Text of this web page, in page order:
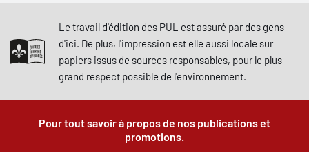
Le travail d'édition des PUL est assuré par des gens
d'ici. De plus, l'impression est elle aussi locale sur
papiers issus de sources responsables, pour le plus
grand respect possible de l'environnement.
Pour tout savoir à propos de nos publications et
promotions.